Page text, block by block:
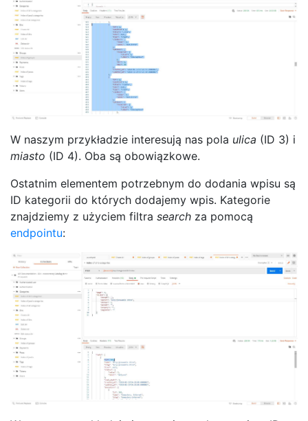
W naszym przykładzie interesują nas pola ulica (ID 3) i
miasto (ID 4). Oba są obowiązkowe.
Ostatnim elementem potrzebnym do dodania wpisu są
ID kategorii do których dodajemy wpis. Kategorie
znajdziemy z użyciem filtra search za pomocą
endpointu: